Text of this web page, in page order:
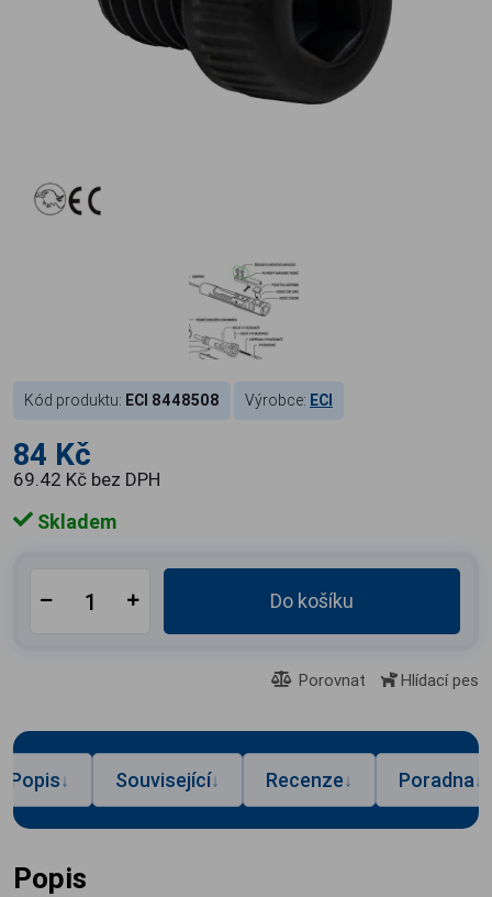
Kód produktu: ECI 8448508 Výrobce: ECI
84 Kč
69.42 Kč bez DPH
Skladem
Do košíku
Porovnat Hlídací pes
Popis↓ Související↓ Recenze↓ Poradna↓
Popis